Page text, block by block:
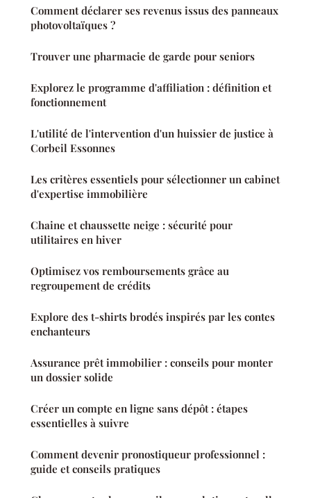
Comment déclarer ses revenus issus des panneaux
photovoltaïques ?
Trouver une pharmacie de garde pour seniors
Explorez le programme d'affiliation : définition et
fonctionnement
L'utilité de l'intervention d'un huissier de justice à
Corbeil Essonnes
Les critères essentiels pour sélectionner un cabinet
d'expertise immobilière
Chaine et chaussette neige : sécurité pour
utilitaires en hiver
Optimisez vos remboursements grâce au
regroupement de crédits
Explore des t-shirts brodés inspirés par les contes
enchanteurs
Assurance prêt immobilier : conseils pour monter
un dossier solide
Créer un compte en ligne sans dépôt : étapes
essentielles à suivre
Comment devenir pronostiqueur professionnel :
guide et conseils pratiques